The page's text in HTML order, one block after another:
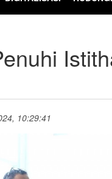
10:29:41